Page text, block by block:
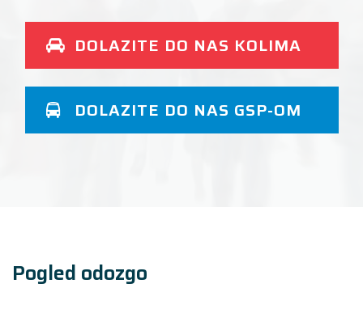
DOLAZITE DO NAS KOLIMA
DOLAZITE DO NAS GSP-OM
Pogled odozgo